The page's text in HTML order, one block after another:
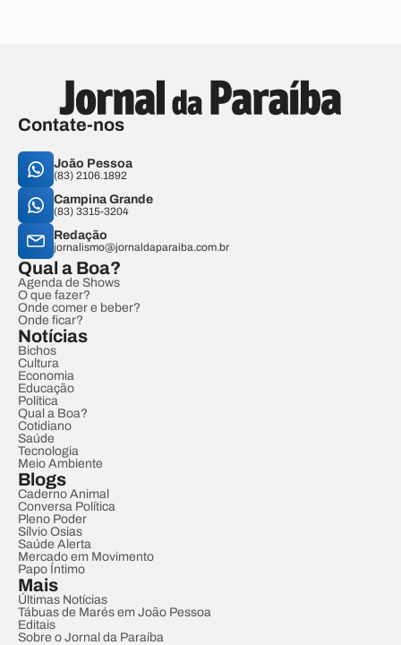
Contate-nos
João Pessoa
(83) 2106.1892
Campina Grande
(83) 3315-3204
Redação
jornalismo@jornaldaparaiba.com.br
Qual a Boa?
Agenda de Shows
O que fazer?
Onde comer e beber?
Onde ficar?
Notícias
Bichos
Cultura
Economia
Educação
Política
Qual a Boa?
Cotidiano
Saúde
Tecnologia
Meio Ambiente
Blogs
Caderno Animal
Conversa Política
Pleno Poder
Sílvio Osias
Saúde Alerta
Mercado em Movimento
Papo Íntimo
Mais
Últimas Notícias
Tábuas de Marés em João Pessoa
Editais
Sobre o Jornal da Paraíba